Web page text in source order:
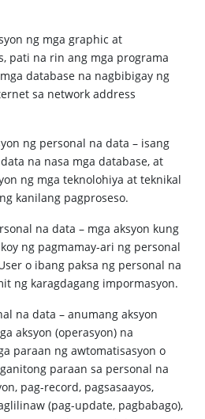
ng mga graphic at
pati na rin ang mga programa
database na nagbibigay ng
sa network address
ng personal na data – isang
na nasa mga database, at
ng mga teknolohiya at teknikal
kanilang pagproseso.
na data – mga aksyon kung
ng pagmamay-ari ng personal
o ibang paksa ng personal na
ng karagdagang impormasyon.
na data – anumang aksyon
aksyon (operasyon) na
paraan ng awtomatisasyon o
paraan sa personal na
pag-record, pagsasaayos,
(pag-update, pagbabago),